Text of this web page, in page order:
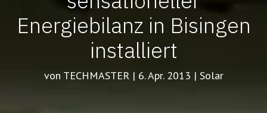
Energiebilanz in Bisingen
installiert
von TECHMASTER | 6. Apr. 2013 | Solar